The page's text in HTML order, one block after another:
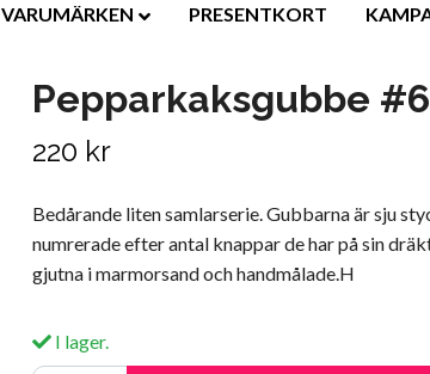
VARUMÄRKEN PRESENTKORT
Pepparkaksgubbe #6
220 kr
Bedårande liten samlarserie. Gubbarna är sju
numrerade efter antal knappar de har på sin
gjutna i marmorsand och handmålade.H
I lager.